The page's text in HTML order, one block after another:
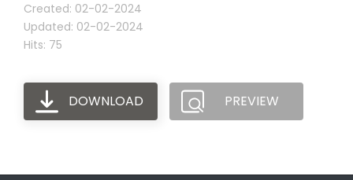
Created: 02-02-2024
Updated: 02-02-2024
Hits: 75
DOWNLOAD PREVIEW